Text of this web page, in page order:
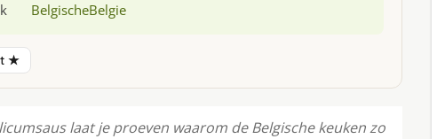
BelgischeBelgie
★
laat je proeven waarom de Belgische keuken zo